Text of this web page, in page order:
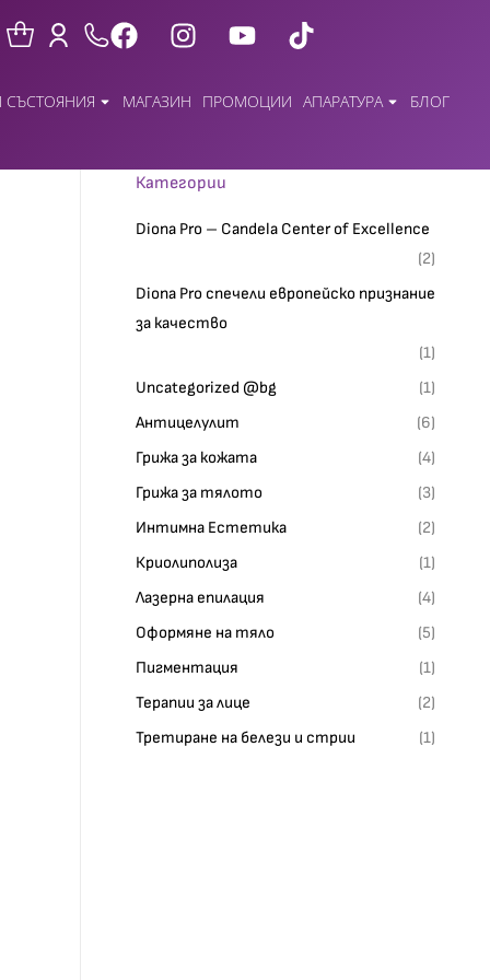
МАГАЗИН ПРОМОЦИИ АПАРАТУРА БЛОГ
Категории
Diona Pro – Candela Center of Excellence
(2)
Diona Pro спечели европейско признание
за качество
(1)
Uncategorized @bg
(1)
Антицелулит
(6)
Грижа за кожата
(4)
Грижа за тялото
(3)
Интимна Естетика
(2)
Криолиполиза
(1)
Лазерна епилация
(4)
Оформяне на тяло
(5)
Пигментация
(1)
Терапии за лице
(2)
Третиране на белези и стрии
(1)